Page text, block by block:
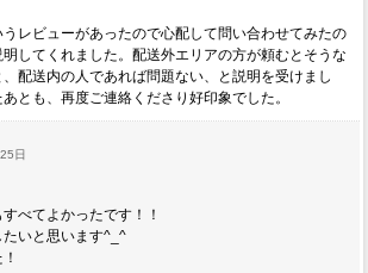
レビューがあったので心配して問い合わせてみたの
してくれました。配送外エリアの方が頼むとそうな
配送内の人であれば問題ない、と説明を受けまし
とも、再度ご連絡くださり好印象でした。
日
べてよかったです！！
いと思います^_^